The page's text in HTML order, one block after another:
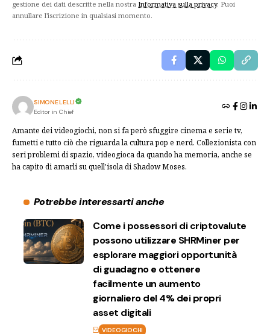
gestione dei dati descritte nella nostra Informativa sulla privacy. Puoi
annullare l'iscrizione in qualsiasi momento.
SIMONE LELLI
Editor in Chief
Amante dei videogiochi, non si fa però sfuggire cinema e serie tv,
fumetti e tutto ciò che riguarda la cultura pop e nerd. Collezionista con
seri problemi di spazio, videogioca da quando ha memoria, anche se
ha capito di amarli su quell'isola di Shadow Moses.
Potrebbe interessarti anche
Come i possessori di criptovalute
possono utilizzare SHRMiner per
esplorare maggiori opportunità
di guadagno e ottenere
facilmente un aumento
giornaliero del 4% dei propri
asset digitali
VIDEOGIOCHI